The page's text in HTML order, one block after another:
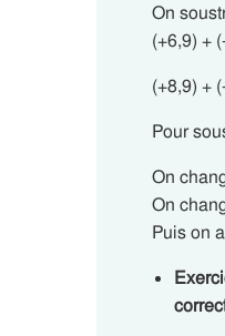
On
(+6,9) +
(+8,9) +
Pour
On
On
Puis on